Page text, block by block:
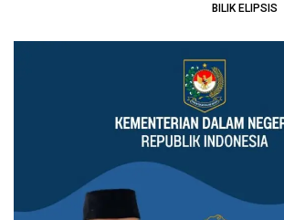
BILIK ELIPSIS